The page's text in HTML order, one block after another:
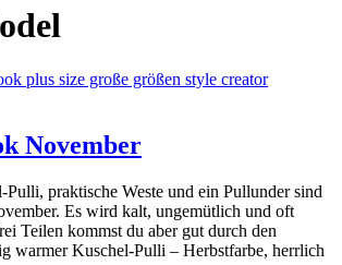
November
Pulli, praktische Weste und ein Pullunder sind
Es wird kalt, ungemütlich und oft
Teilen kommst du aber gut durch den
warmer Kuschel-Pulli – Herbstfarbe, herrlich